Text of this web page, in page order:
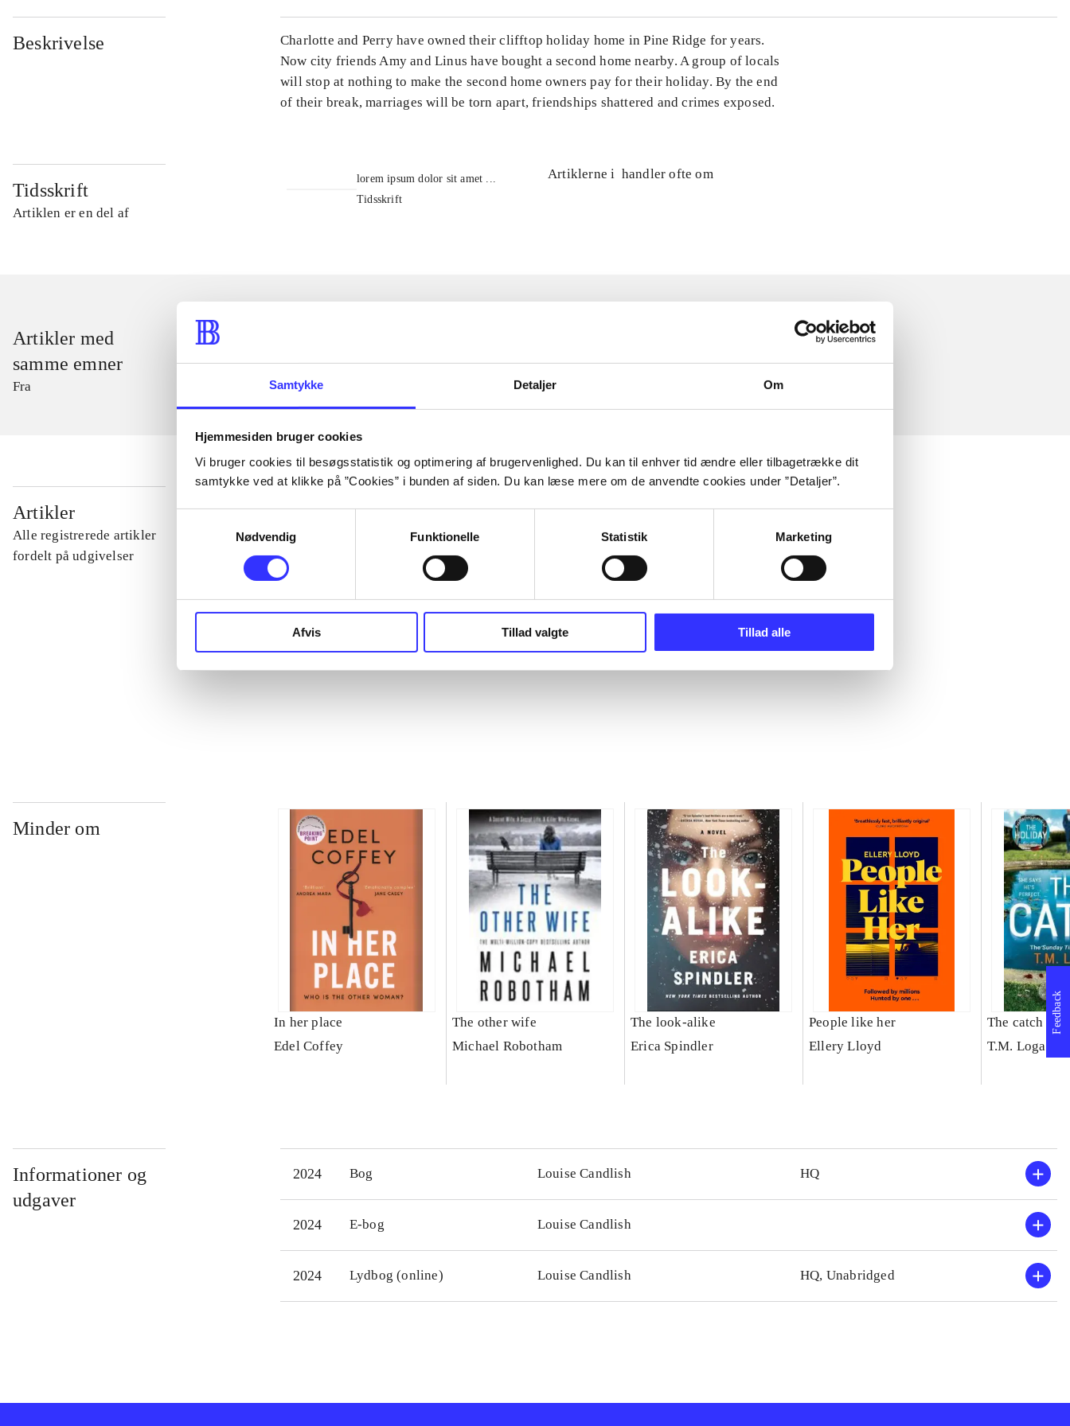
Samtykke Detaljer Om
Hjemmesiden bruger cookies
Vi bruger cookies til besøgsstatistik og optimering af brugervenlighed. Du kan til enhver tid ændre eller tilbagetrække dit
samtykke ved at klikke på ”Cookies” i bunden af siden. Du kan læse mere om de anvendte cookies under ”Detaljer”.
Nødvendig
Funktionelle Statistik Marketing
Afvis Tillad valgte Tillad alle
Beskrivelse
Charlotte and Perry have owned their clifftop holiday home in Pine Ridge for years.
Now city friends Amy and Linus have bought a second home nearby. A group of locals
will stop at nothing to make the second home owners pay for their holiday. By the end
of their break, marriages will be torn apart, friendships shattered and crimes exposed.
Tidsskrift
Artiklen er en del af
lorem ipsum dolor sit amet ...
Tidsskrift
Artiklerne i handler ofte om
Artikler med
samme emner
Fra
Artikler
Alle registrerede artikler
fordelt på udgivelser
...
Minder om
In her place
Edel Coffey
The other wife
Michael Robotham
The look-alike
Erica Spindler
People like her
Ellery Lloyd
The catch
T.M. Logan
Informationer og
udgaver
2024 Bog Louise Candlish HQ
2024 E-bog Louise Candlish
2024 Lydbog (online) Louise Candlish HQ, Unabridged
Feedback